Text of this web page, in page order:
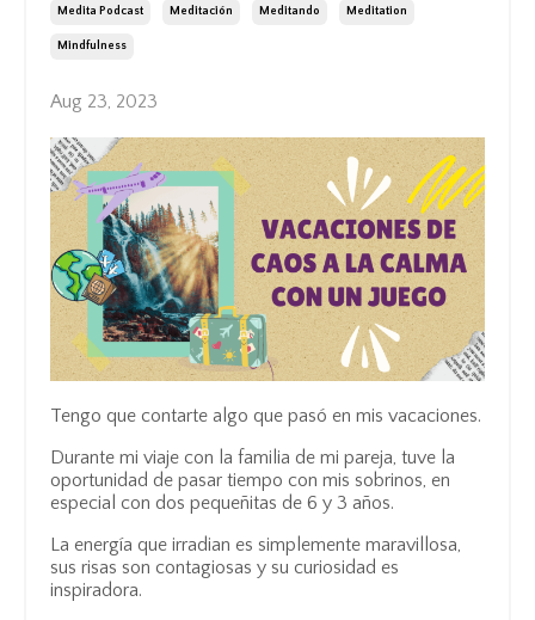
Medita Podcast Meditación Meditando Meditation
Mindfulness
Aug 23, 2023
Tengo que contarte algo que pasó en mis vacaciones.
Durante mi viaje con la familia de mi pareja, tuve la
oportunidad de pasar tiempo con mis sobrinos, en
especial con dos pequeñitas de 6 y 3 años.
La energía que irradian es simplemente maravillosa,
sus risas son contagiosas y su curiosidad es
inspiradora.